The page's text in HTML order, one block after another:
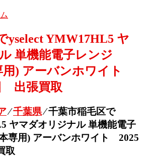
yselect YMW17HL5 ヤ
単機能電子レンジ
用) アーバンホワイト
出張買取
⁄千葉県⁄千葉市稲毛区で
ヤマダオリジナル 単機能電子
専用) アーバンホワイト 2025
取